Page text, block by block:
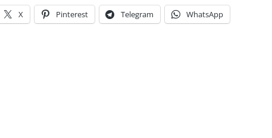
X Pinterest Telegram WhatsApp